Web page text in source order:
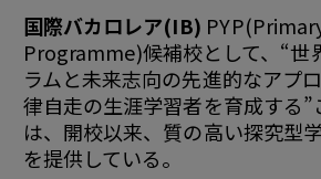
国際バカロレア(IB)
Programme)候補校として、“世
ラムと未来志向の先進的なアプ
律自走の生涯学習者を育成する
は、開校以来、質の高い探究型
を提供している。